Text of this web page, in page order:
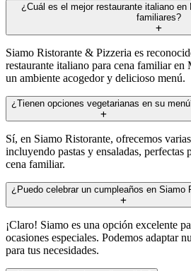
¿Cuál es el mejor restaurante italiano
familiares?
Siamo Ristorante & Pizzeria es
restaurante italiano para cena familiar
un ambiente acogedor y delicioso menú.
¿Tienen opciones vegetarianas en su
Sí, en Siamo Ristorante, ofrecemos
incluyendo pastas y ensaladas, perfectas
cena familiar.
¿Puedo celebrar un cumpleaños en Siamo
¡Claro! Siamo es una opción excelente
ocasiones especiales. Podemos adaptar
para tus necesidades.